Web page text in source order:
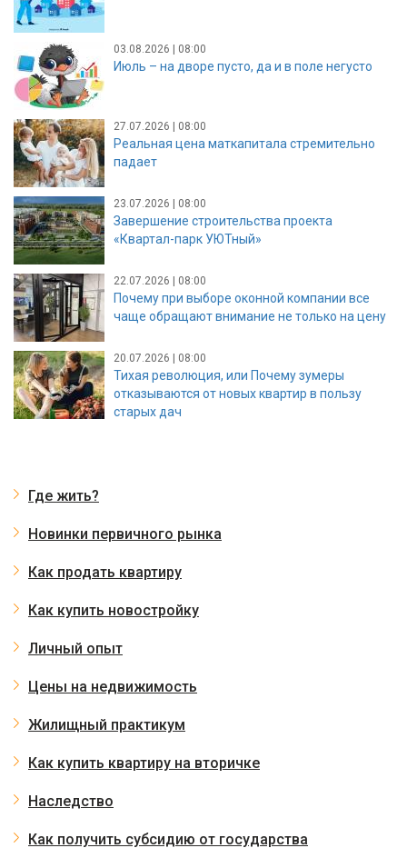
03.08.2026 | 08:00
Июль – на дворе пусто, да и в поле негусто
27.07.2026 | 08:00
Реальная цена маткапитала стремительно
падает
23.07.2026 | 08:00
Завершение строительства проекта
«Квартал-парк УЮТный»
22.07.2026 | 08:00
Почему при выборе оконной компании все
чаще обращают внимание не только на цену
20.07.2026 | 08:00
Тихая революция, или Почему зумеры
отказываются от новых квартир в пользу
старых дач
Где жить?
Новинки первичного рынка
Как продать квартиру
Как купить новостройку
Личный опыт
Цены на недвижимость
Жилищный практикум
Как купить квартиру на вторичке
Наследство
Как получить субсидию от государства